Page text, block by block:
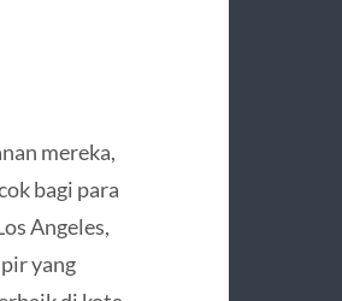
mereka,
bagi para
Angeles,
yang